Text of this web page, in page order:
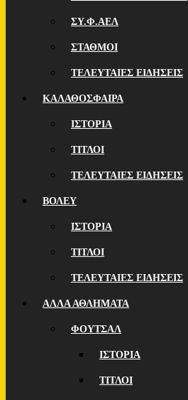
ΣΥ.Φ.ΑΕΛ
ΣΤΑΘΜΟΙ
ΤΕΛΕΥΤΑΙΕΣ ΕΙΔΗΣΕΙΣ
ΚΑΛΑΘΟΣΦΑΙΡΑ
ΙΣΤΟΡΙΑ
ΤΙΤΛΟΙ
ΤΕΛΕΥΤΑΙΕΣ ΕΙΔΗΣΕΙΣ
ΒΟΛΕΥ
ΙΣΤΟΡΙΑ
ΤΙΤΛΟΙ
ΤΕΛΕΥΤΑΙΕΣ ΕΙΔΗΣΕΙΣ
ΑΛΛΑ ΑΘΛΗΜΑΤΑ
ΦΟΥΤΣΑΛ
ΙΣΤΟΡΙΑ
ΤΙΤΛΟΙ